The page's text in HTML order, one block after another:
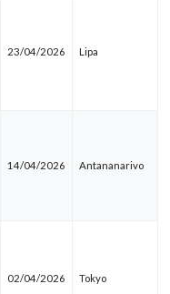
23/04/2026 Lipa
14/04/2026 Antananarivo
02/04/2026 Tokyo